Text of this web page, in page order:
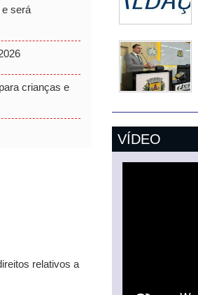
e será
crianças e
relativos a
VÍDEO